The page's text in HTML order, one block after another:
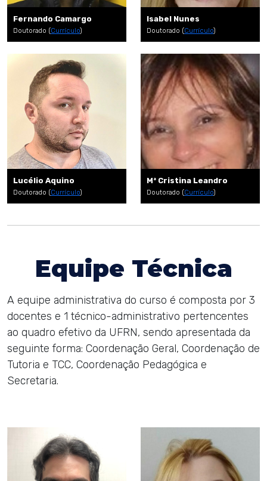
Fernando Camargo
Doutorado (Currículo)
Isabel Nunes
Doutorado (Currículo)
Lucélio Aquino
Doutorado (Currículo)
Mª Cristina Leandro
Doutorado (Currículo)
Equipe Técnica
A equipe administrativa do curso é composta por 3
docentes e 1 técnico-administrativo pertencentes
ao quadro efetivo da UFRN, sendo apresentada da
seguinte forma: Coordenação Geral, Coordenação de
Tutoria e TCC, Coordenação Pedagógica e
Secretaria.